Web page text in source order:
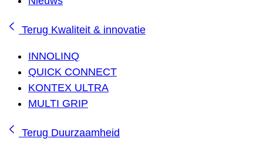
Terug Kwaliteit & innovatie
INNOLINQ
QUICK CONNECT
KONTEX ULTRA
MULTI GRIP
Terug Duurzaamheid